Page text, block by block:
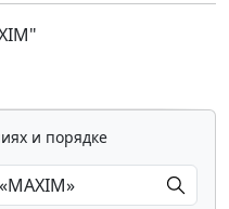
и порядке